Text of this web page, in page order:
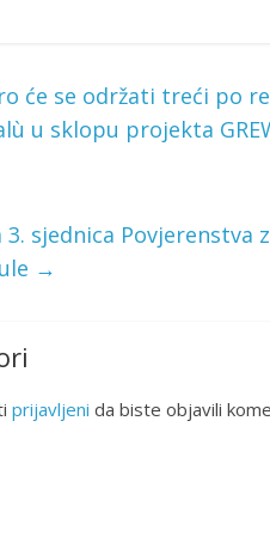
će se održati treći po
u sklopu projekta
3. sjednica
→
prijavljeni da biste objavili